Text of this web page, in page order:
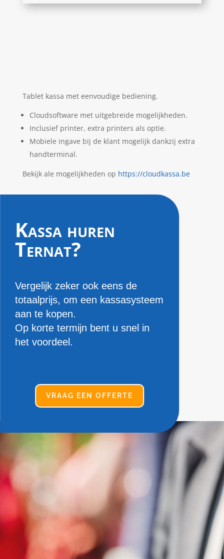
Tablet kassa met eenvoudige bediening.
Cloudsoftware met uitgebreide mogelijkheden.
Inclusief printer, extra printers als optie.
Mobiele ingave bij de klant mogelijk dankzij extra
handterminal.
Bekijk ale mogelijkheden op https://cloudkassa.be
Kassa huren
Ternat?
Vergelijk zeker ook eens de
totaalprijs, om een kassasysteem
aan te kopen.
Op korte termijn bent u snel in
het voordeel.
VRAAG EEN OFFERTE